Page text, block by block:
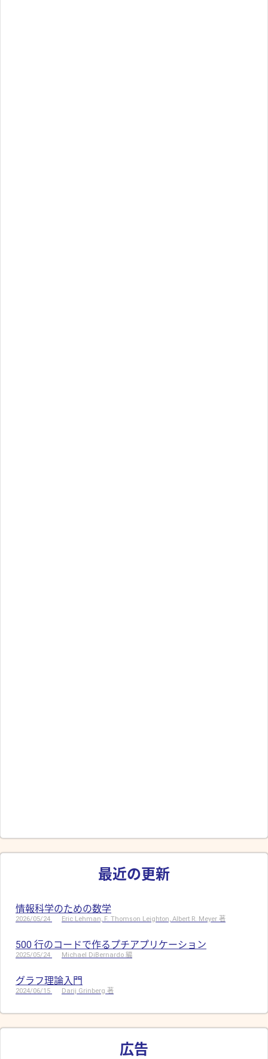
最近の更新
情報科学のための数学
2026/05/24 Eric Lehman, F. Thomson Leighton, Albert R. Meyer 著
500 行のコードで作るプチアプリケーション
2025/05/24 Michael DiBernardo 編
グラフ理論入門
2024/06/15 Darij Grinberg 著
広告